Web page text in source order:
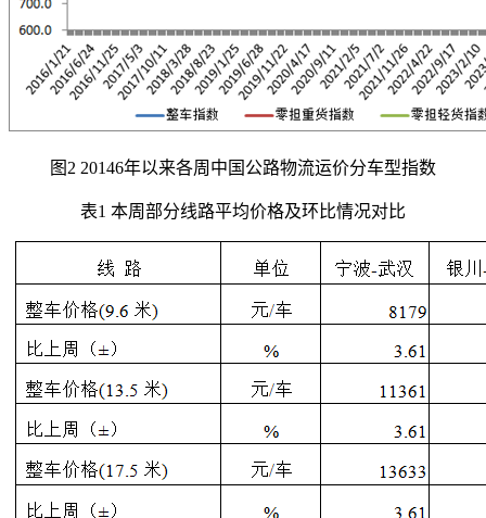
图2 20146年以来各周中国公路物流运价分车型指数
表1 本周部分线路平均价格及环比情况对比